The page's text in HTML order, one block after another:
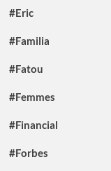
#Eric
#Familia
#Fatou
#Femmes
#Financial
#Forbes